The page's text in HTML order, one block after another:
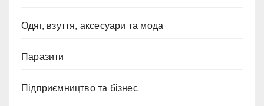
Одяг, взуття, аксесуари та мода
Паразити
Підприємництво та бізнес